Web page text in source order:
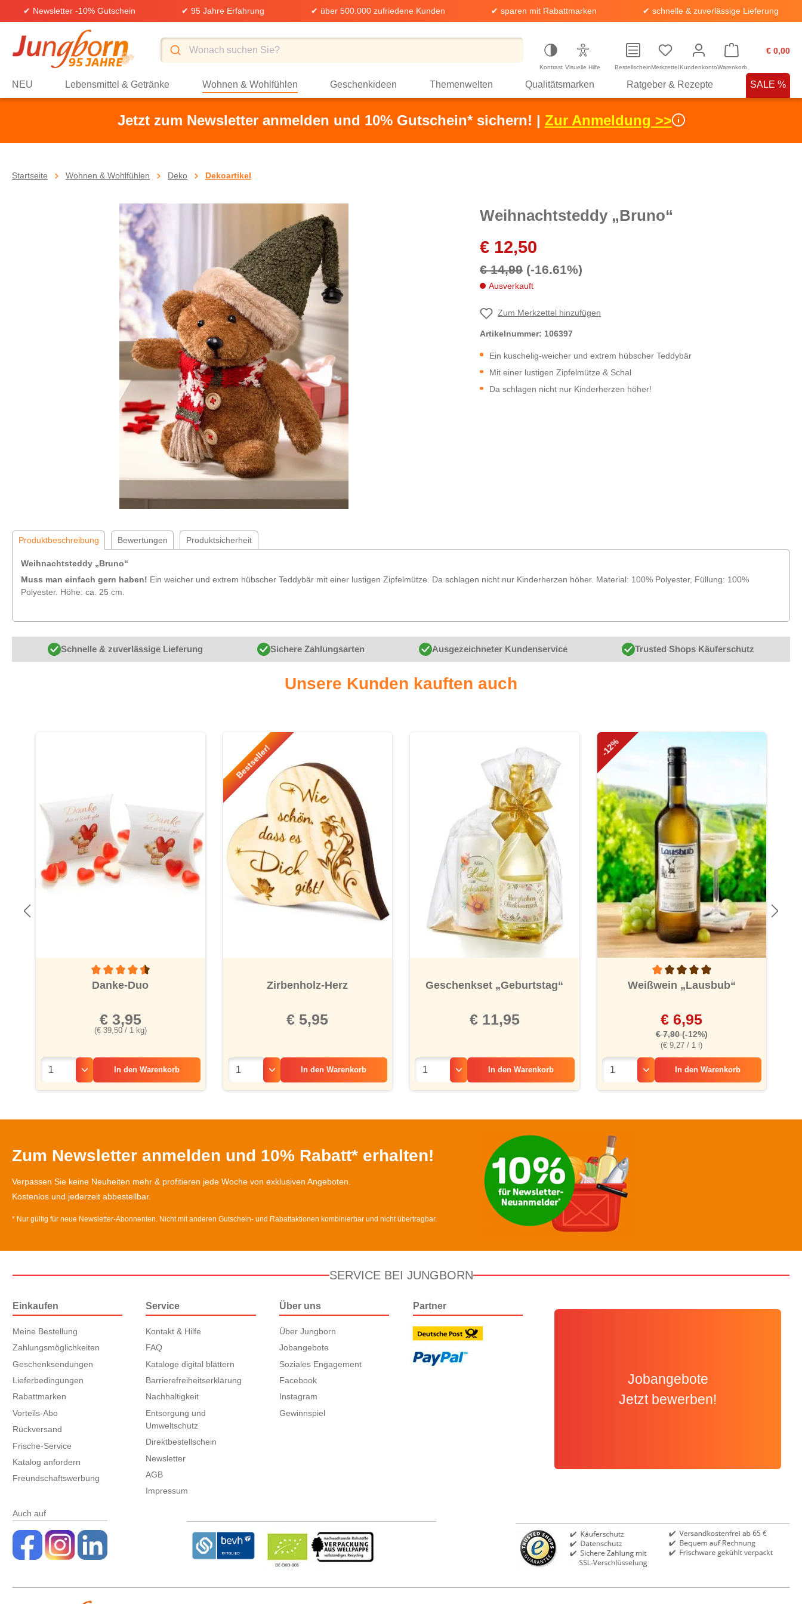
Zur Hauptnavigation springen
✔ Newsletter -10% Gutschein ✔ 95 Jahre Erfahrung ✔ über 500.000 zufriedene Kunden ✔ sparen mit Rabattmarken ✔ schnelle & zuverlässige Lieferung
Kontrast Visuelle Hilfe BestellscheinMerkzettelKundenkonto
€ 0,00
Warenkorb
NEU Lebensmittel & Getränke Wohnen & Wohlfühlen Geschenkideen Themenwelten Qualitätsmarken Ratgeber & Rezepte SALE %
Jetzt zum Newsletter anmelden und 10% Gutschein* sichern! | Zur Anmeldung >>
Startseite Wohnen & Wohlfühlen Deko Dekoartikel
Weihnachtsteddy „Bruno“
€ 12,50
€ 14,99 (-16.61%)
Ausverkauft
Zum Merkzettel hinzufügen
Artikelnummer: 106397
Ein kuschelig-weicher und extrem hübscher Teddybär
Mit einer lustigen Zipfelmütze & Schal
Da schlagen nicht nur Kinderherzen höher!
Produktbeschreibung Bewertungen Produktsicherheit
Weihnachtsteddy „Bruno“
Muss man einfach gern haben! Ein weicher und extrem hübscher Teddybär mit einer lustigen Zipfelmütze. Da schlagen nicht nur Kinderherzen höher. Material: 100% Polyester, Füllung: 100%
Polyester. Höhe: ca. 25 cm.
Schnelle & zuverlässige Lieferung Sichere Zahlungsarten Ausgezeichneter Kundenservice Trusted Shops Käuferschutz
Unsere Kunden kauften auch
Durchschnittliche Bewertung von 4.6 von 5 Sternen
Danke-Duo
(€ 39,50 / 1 kg)
€ 3,95
In den Warenkorb
Bestseller!
Zirbenholz-Herz
€ 5,95
In den Warenkorb
Geschenkset „Geburtstag“
€ 11,95
In den Warenkorb
-12%
Durchschnittliche Bewertung von 1 von
Weißwein „Lausbub“
(€ 9,27 / 1 l)
€ 6,95
€ 7,90(-12%)
In den Warenkorb
Zum Newsletter anmelden und 10% Rabatt* erhalten!
Verpassen Sie keine Neuheiten mehr & profitieren jede Woche von exklusiven Angeboten.
Kostenlos und jederzeit abbestellbar.
* Nur gültig für neue Newsletter-Abonnenten. Nicht mit anderen Gutschein- und Rabattaktionen kombinierbar und nicht übertragbar.
SERVICE BEI JUNGBORN
Einkaufen
Meine Bestellung
Zahlungsmöglichkeiten
Geschenksendungen
Lieferbedingungen
Rabattmarken
Vorteils-Abo
Rückversand
Frische-Service
Katalog anfordern
Freundschaftswerbung
Service
Kontakt & Hilfe
FAQ
Kataloge digital blättern
Barrierefreiheitserklärung
Nachhaltigkeit
Entsorgung und
Umweltschutz
Direktbestellschein
Newsletter
AGB
Impressum
Über uns
Über Jungborn
Jobangebote
Soziales Engagement
Facebook
Instagram
Gewinnspiel
Partner
Jobangebote
Jetzt bewerben!
Auch auf